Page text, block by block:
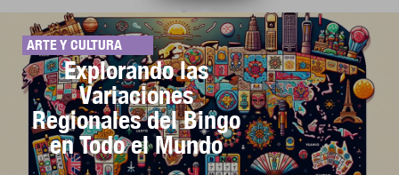
ARTE Y CULTURA
Explorando las
Variaciones
Regionales del Bingo
en Todo el Mundo